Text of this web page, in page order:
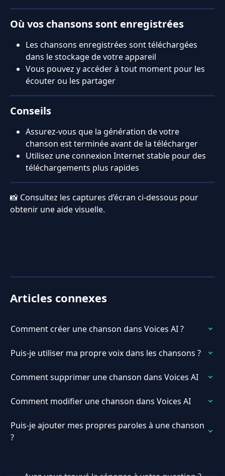
Où vos chansons sont enregistrées
Les chansons enregistrées sont téléchargées
dans le stockage de votre appareil
Vous pouvez y accéder à tout moment pour les
écouter ou les partager
Conseils
Assurez-vous que la génération de votre
chanson est terminée avant de la télécharger
Utilisez une connexion Internet stable pour des
téléchargements plus rapides
📸 Consultez les captures d’écran ci-dessous pour
obtenir une aide visuelle.
Articles connexes
Comment créer une chanson dans Voices AI ?
Puis-je utiliser ma propre voix dans les chansons ?
Comment supprimer une chanson dans Voices AI
Comment modifier une chanson dans Voices AI
Puis-je ajouter mes propres paroles à une chanson
?